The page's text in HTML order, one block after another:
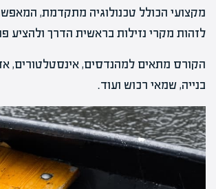
מקצועי הכולל טכנולוגיה מתקדמת,
לזהות מקרי נזילות בראשית הדרך ולהציע
הקורס מתאים למהנדסים, אינסטלטורים,
בנייה, שמאי רכוש ועוד.